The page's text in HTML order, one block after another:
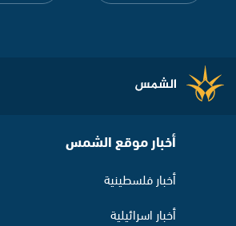
أخبار موقع الشمس
أخبار فلسطينية
أخبار اسرائيلية